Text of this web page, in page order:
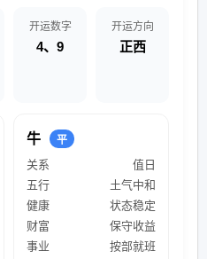
开运数字
4、9
开运方向
正西
牛 平
关系
值日
五行
土气中和
健康
状态稳定
财富
保守收益
事业
按部就班